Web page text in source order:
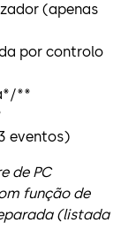
(apenas
por controlo
**
eventos)
de PC
função de
(listada